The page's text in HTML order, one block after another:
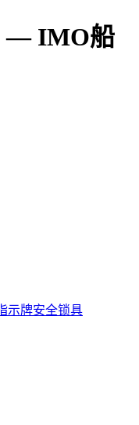
— IMO船
示牌安全锁具